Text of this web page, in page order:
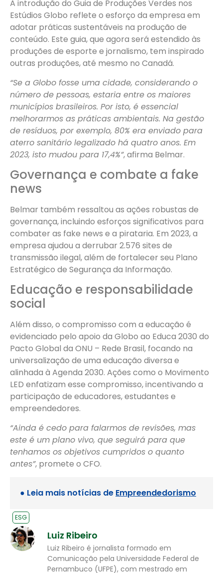
A introdução do Guia de Produções Verdes nos
Estúdios Globo reflete o esforço da empresa em
adotar práticas sustentáveis na produção de
conteúdo. Este guia, que agora será estendido às
produções de esporte e jornalismo, tem inspirado
outras produções, até mesmo no Canadá.
“Se a Globo fosse uma cidade, considerando o
número de pessoas, estaria entre os maiores
municípios brasileiros. Por isto, é essencial
melhorarmos as práticas ambientais. Na gestão
de resíduos, por exemplo, 80% era enviado para
aterro sanitário legalizado há quatro anos. Em
2023, isto mudou para 17,4%”, afirma Belmar.
Governança e combate a fake
news
Belmar também ressaltou as ações robustas de
governança, incluindo esforços significativos para
combater as fake news e a pirataria. Em 2023, a
empresa ajudou a derrubar 2.576 sites de
transmissão ilegal, além de fortalecer seu Plano
Estratégico de Segurança da Informação.
Educação e responsabilidade
social
Além disso, o compromisso com a educação é
evidenciado pelo apoio da Globo ao Educa 2030 do
Pacto Global da ONU – Rede Brasil, focando na
universalização de uma educação diversa e
alinhada à Agenda 2030. Ações como o Movimento
LED enfatizam esse compromisso, incentivando a
participação de educadores, estudantes e
empreendedores.
“Ainda é cedo para falarmos de revisões, mas
este é um plano vivo, que seguirá para que
tenhamos os objetivos cumpridos o quanto
antes”, promete o CFO.
● Leia mais notícias de Empreendedorismo
ESG
Luiz Ribeiro
Luiz Ribeiro é jornalista formado em
Comunicação pela Universidade Federal de
Pernambuco (UFPE), com mestrado em